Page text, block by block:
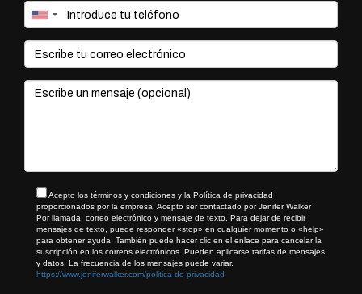
dónde empezar, únete gratis a mi comunidad
Gotas. Allí resolvemos dudas, compartimos ideas y te
ayudo a estructurar la tuya con el apoyo de la inteligencia
artificial.
Acepto los términos y condiciones y la Política de privacidad
proporcionados por la empresa. Acepto ser contactado por Jenifer Walker
Por llamada, correo electrónico y mensaje de texto. Para dejar de recibir
mensajes de texto, puede responder «stop» en cualquier momento o «help»
para obtener ayuda. También puede hacer clic en el enlace para cancelar la
suscripción en los correos electrónicos. Pueden aplicarse tarifas de mensajes
y datos. La frecuencia de los mensajes puede variar.
https://www.jeniferwalker.com/politica-de-privacidad